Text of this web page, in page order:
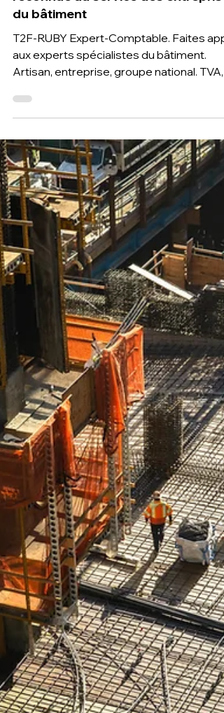
4 min de lecture
T2F-RUBY, une expertise sectorielle
reconnue au service des
du bâtiment
T2F-RUBY Expert-Comptable. Faites
aux experts spécialistes du bâtiment.
Artisan, entreprise, groupe national. TVA,
sous-traitance ...